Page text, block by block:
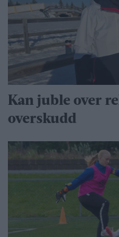
Kan juble over
overskudd